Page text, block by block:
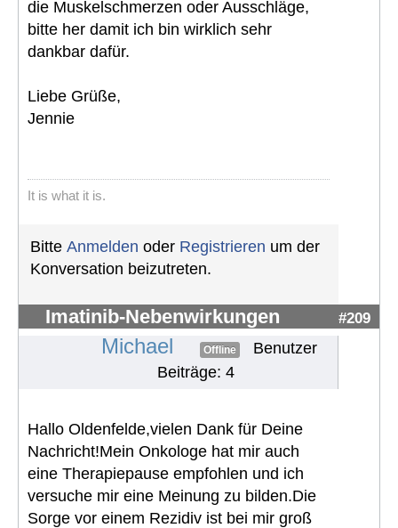
die Muskelschmerzen oder Ausschläge,
bitte her damit ich bin wirklich sehr
dankbar dafür.
Liebe Grüße,
Jennie
It is what it is.
Bitte Anmelden oder Registrieren um der
Konversation beizutreten.
Imatinib-Nebenwirkungen #209
Michael Offline
Benutzer
Beiträge: 4
Hallo Oldenfelde,vielen Dank für Deine
Nachricht!Mein Onkologe hat mir auch
eine Therapiepause empfohlen und ich
versuche mir eine Meinung zu bilden.Die
Sorge vor einem Rezidiv ist bei mir groß